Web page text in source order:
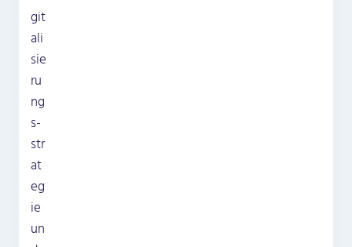
git
ali
sie
ru
ng
s­
str
at
eg
ie
un